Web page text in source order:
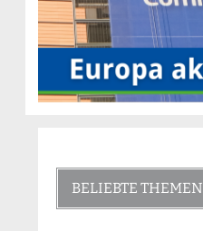
BELIEBTE THEMEN